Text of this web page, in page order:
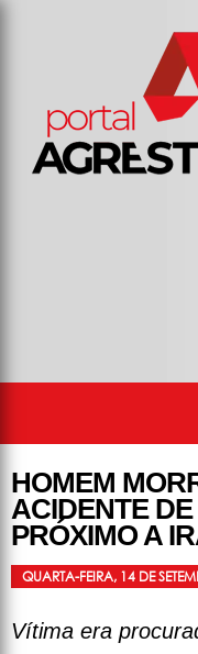
HOMEM
ACIDENTE
PRÓXIMO A
QUARTA-FEIRA, 14 DE
Vítima era